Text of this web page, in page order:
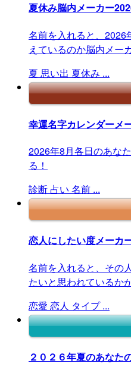
夏休み脳内メーカー
名前を入れると、2026
えているのか脳内メー
夏 思い出 夏休み ...
幸運名字カレンダーメ
2026年8月各日のあな
る！
診断 占い 名前 ...
恋人にしたい度メーカ
名前を入れると、その
たいと思われているか
恋愛 恋人 タイプ ...
２０２６年夏のあなた